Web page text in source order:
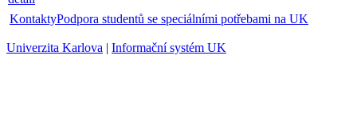
KontaktyPodpora studentů se speciálními potřebami na UK
Univerzita Karlova | Informační systém UK